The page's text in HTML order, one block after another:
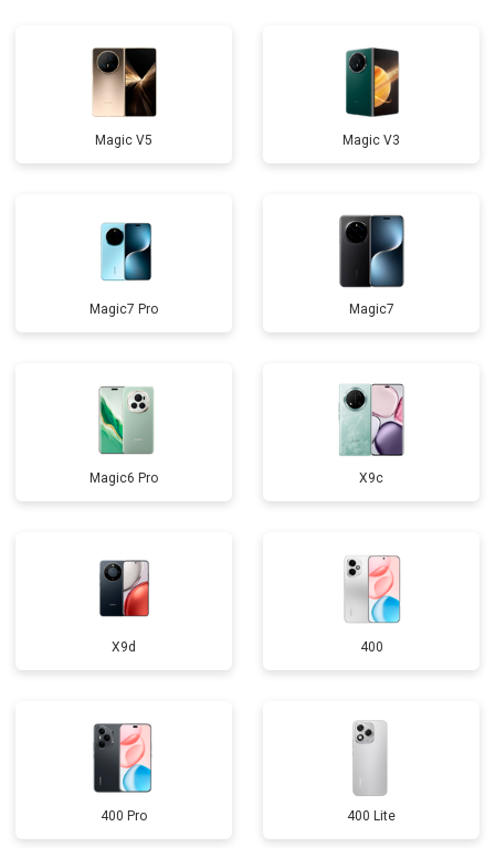
Magic V5 Magic V3
Magic7 Pro Magic7
Magic6 Pro X9c
X9d 400
400 Pro 400 Lite